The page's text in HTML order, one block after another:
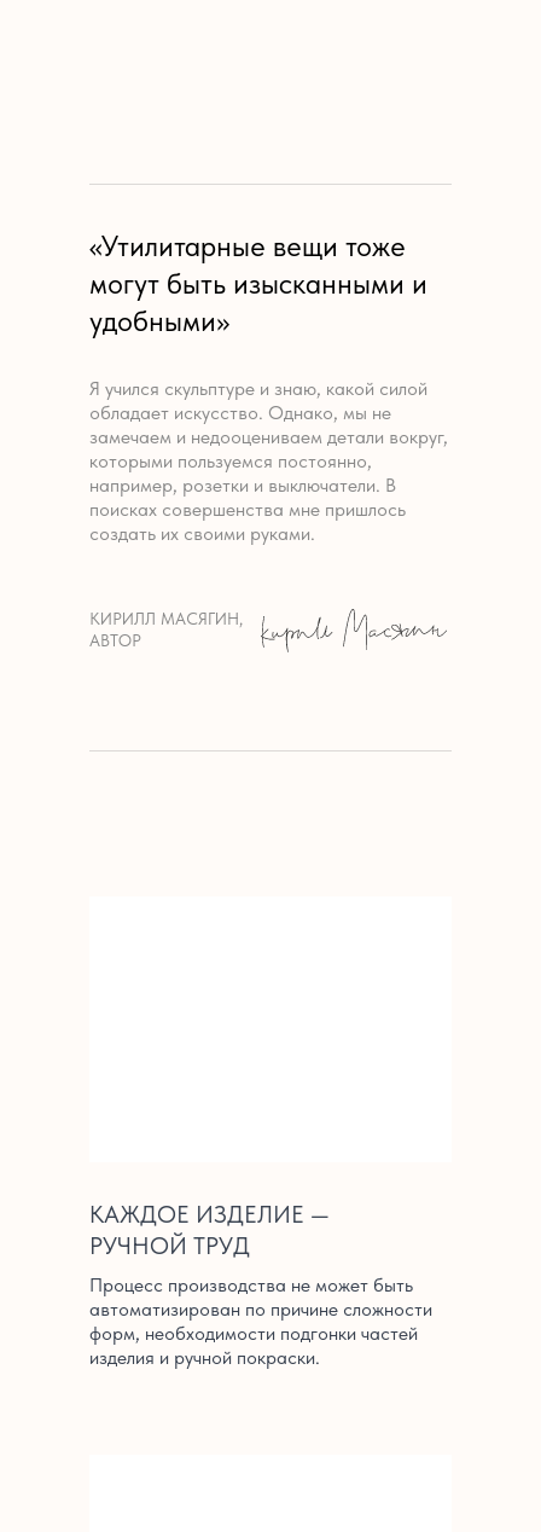
«Утилитарные вещи тоже
могут быть изысканными и
удобными»
Я учился скульптуре и знаю, какой силой
обладает искусство. Однако, мы не
замечаем и недооцениваем детали вокруг,
которыми пользуемся постоянно,
например, розетки и выключатели. В
поисках совершенства мне пришлось
создать их своими руками.
КИРИЛЛ МАСЯГИН,
АВТОР
Процесс производства не может быть
автоматизирован по причине сложности
форм, необходимости подгонки частей
изделия и ручной покраски.
КАЖДОЕ ИЗДЕЛИЕ —
РУЧНОЙ ТРУД